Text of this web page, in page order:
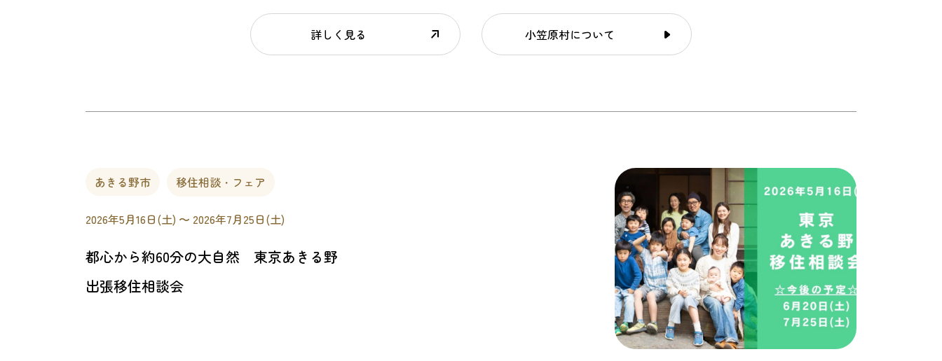
詳しく見る 小笠原村について
あきる野市 移住相談・フェア
2026年5月16日(土) 〜 2026年7月25日(土)
都心から約60分の大自然 東京あきる野
出張移住相談会